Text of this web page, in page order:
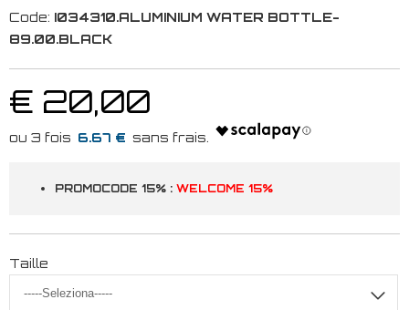
Code: I034310.ALUMINIUM WATER BOTTLE-
89.00.BLACK
€ 20,00
6.67 €
PROMOCODE 15% : WELCOME 15%
Taille